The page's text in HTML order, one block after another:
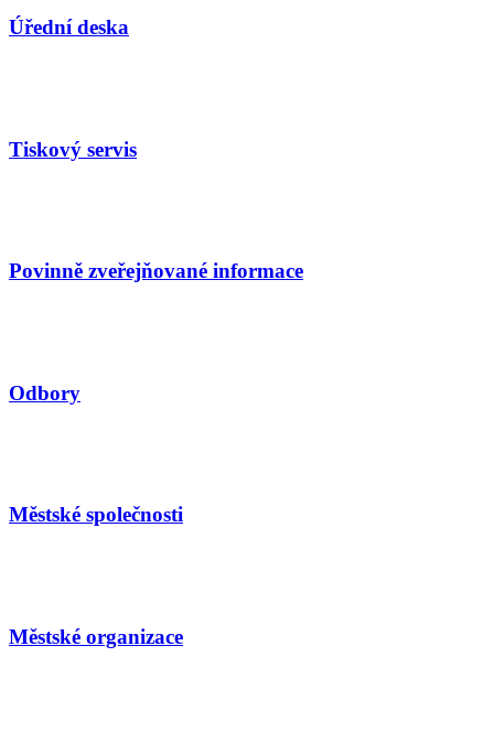
Úřední deska
Tiskový servis
Povinně zveřejňované informace
Odbory
Městské společnosti
Městské organizace